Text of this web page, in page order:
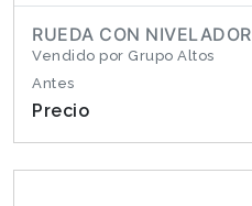
RUEDA CON NIVELADOR
Vendido por Grupo Altos
Antes
Precio